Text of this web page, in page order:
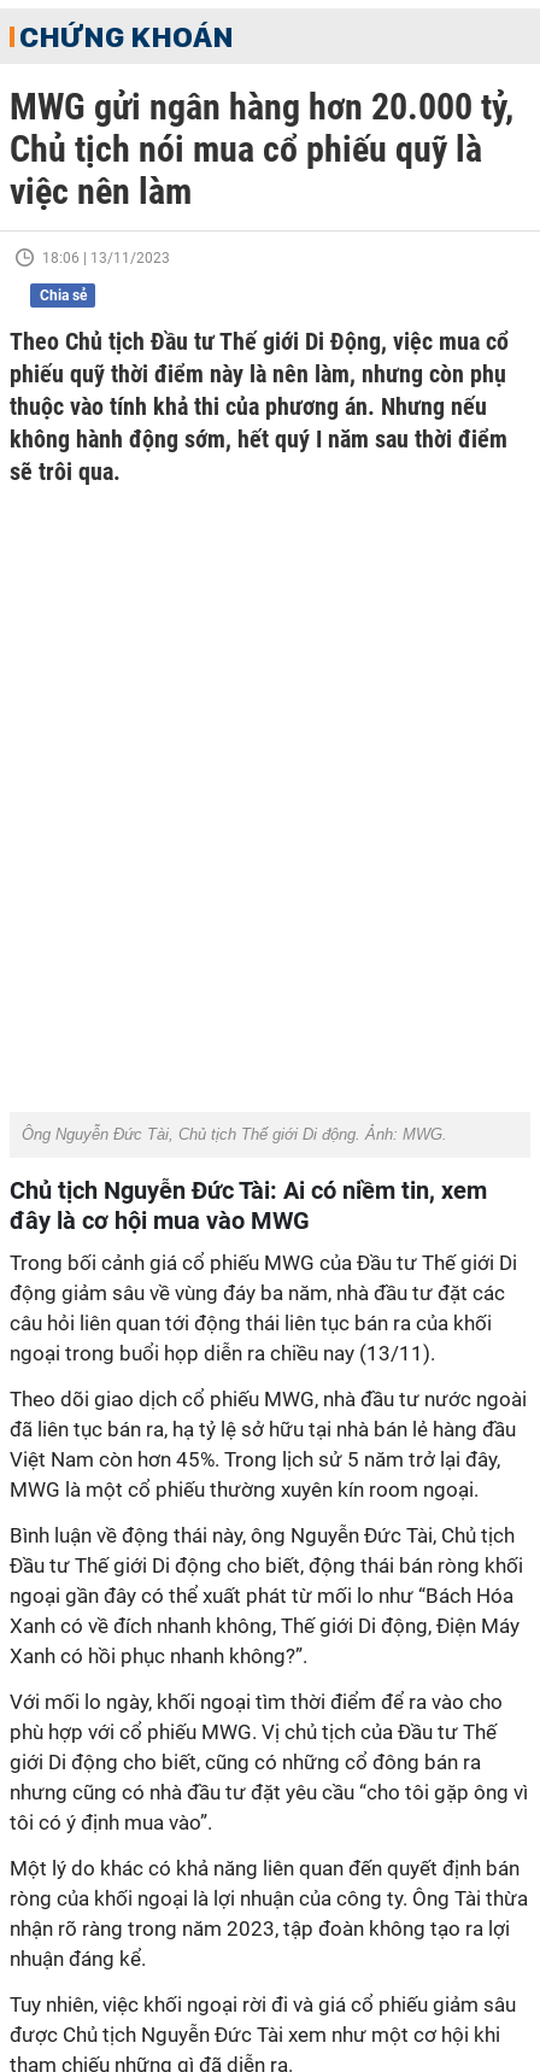
CHỨNG KHOÁN
MWG gửi ngân hàng hơn 20.000 tỷ,
Chủ tịch nói mua cổ phiếu quỹ là
việc nên làm
18:06 | 13/11/2023
Chia sẻ
Theo Chủ tịch Đầu tư Thế giới Di Động, việc mua cổ
phiếu quỹ thời điểm này là nên làm, nhưng còn phụ
thuộc vào tính khả thi của phương án. Nhưng nếu
không hành động sớm, hết quý I năm sau thời điểm
sẽ trôi qua.
Ông Nguyễn Đức Tài, Chủ tịch Thế giới Di động. Ảnh: MWG.
Chủ tịch Nguyễn Đức Tài: Ai có niềm tin, xem
đây là cơ hội mua vào MWG
Trong bối cảnh giá cổ phiếu MWG của Đầu tư Thế giới Di
động giảm sâu về vùng đáy ba năm, nhà đầu tư đặt các
câu hỏi liên quan tới động thái liên tục bán ra của khối
ngoại trong buổi họp diễn ra chiều nay (13/11).
Theo dõi giao dịch cổ phiếu MWG, nhà đầu tư nước ngoài
đã liên tục bán ra, hạ tỷ lệ sở hữu tại nhà bán lẻ hàng đầu
Việt Nam còn hơn 45%. Trong lịch sử 5 năm trở lại đây,
MWG là một cổ phiếu thường xuyên kín room ngoại.
Bình luận về động thái này, ông Nguyễn Đức Tài, Chủ tịch
Đầu tư Thế giới Di động cho biết, động thái bán ròng khối
ngoại gần đây có thể xuất phát từ mối lo như “Bách Hóa
Xanh có về đích nhanh không, Thế giới Di động, Điện Máy
Xanh có hồi phục nhanh không?”.
Với mối lo ngày, khối ngoại tìm thời điểm để ra vào cho
phù hợp với cổ phiếu MWG. Vị chủ tịch của Đầu tư Thế
giới Di động cho biết, cũng có những cổ đông bán ra
nhưng cũng có nhà đầu tư đặt yêu cầu “cho tôi gặp ông vì
tôi có ý định mua vào”.
Một lý do khác có khả năng liên quan đến quyết định bán
ròng của khối ngoại là lợi nhuận của công ty. Ông Tài thừa
nhận rõ ràng trong năm 2023, tập đoàn không tạo ra lợi
nhuận đáng kể.
Tuy nhiên, việc khối ngoại rời đi và giá cổ phiếu giảm sâu
được Chủ tịch Nguyễn Đức Tài xem như một cơ hội khi
tham chiếu những gì đã diễn ra.